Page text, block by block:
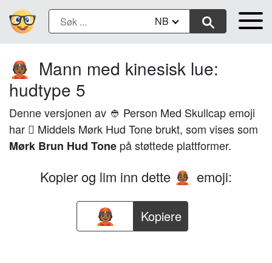
NB
👲🏾
Mann med kinesisk lue:
hudtype 5
Denne versjonen av 👲 Person Med Skullcap emoji
har 🏾 Middels Mørk Hud Tone brukt, som vises som
Mørk Brun Hud Tone på støttede plattformer.
Kopier og lim inn dette 👲🏾 emoji:
Kopiere